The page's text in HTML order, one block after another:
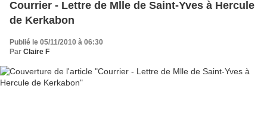
Courrier - Lettre de Mlle de Saint-Yves à Hercule
de Kerkabon
Publié le 05/11/2010 à 06:30
Par Claire F